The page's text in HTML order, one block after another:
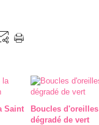
Saint
Boucles d'oreilles
dégradé de vert